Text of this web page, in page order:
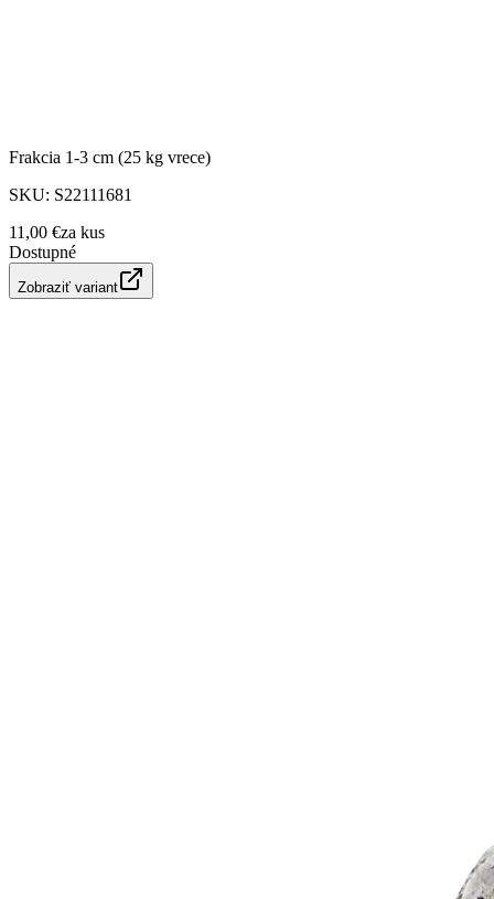
Frakcia 1-3 cm (25 kg vrece)
SKU: S22111681
11,00 €za kus
Dostupné
Zobraziť variant